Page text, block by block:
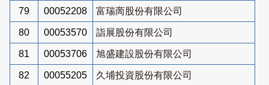
79 00052208 富瑞啇股份有限公司
80 00053570 詣展股份有限公司
81 00053706 旭盛建設股份有限公司
82 00055205 久埔投資股份有限公司